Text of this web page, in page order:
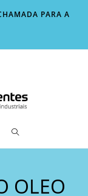
PARA A
OLEO